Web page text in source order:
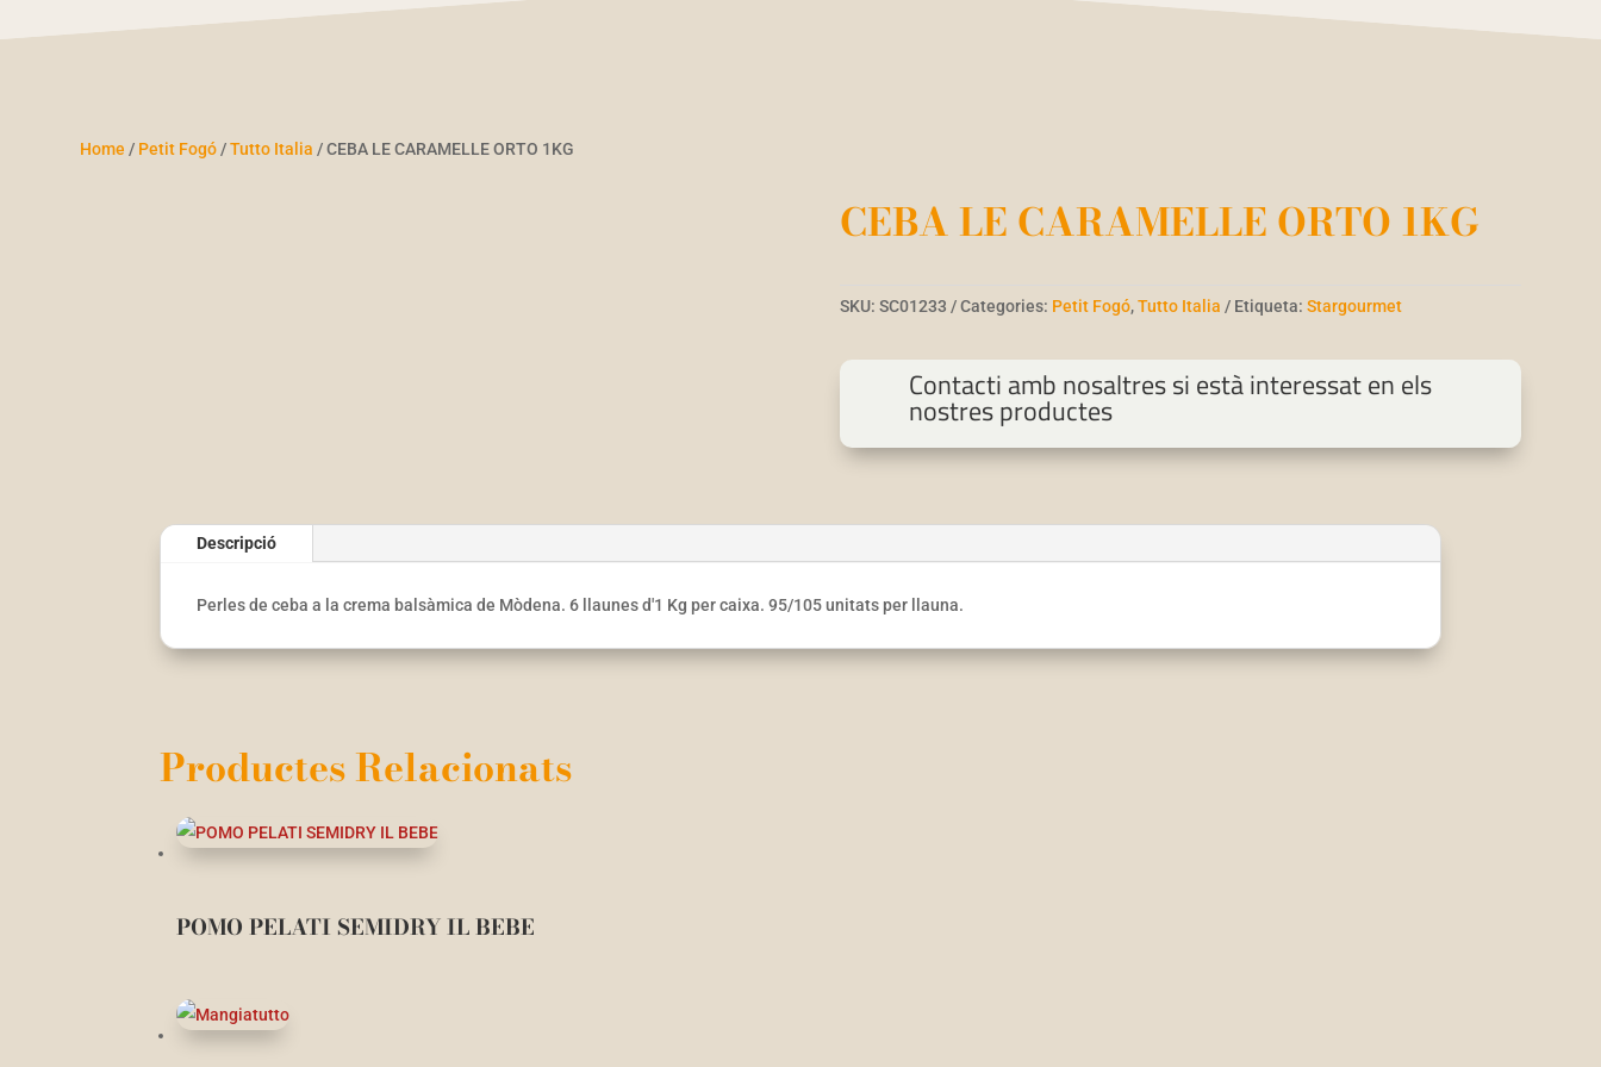
Home / Petit Fogó /Tutto Italia / CEBA LE CARAMELLE ORTO 1KG
CEBA LE CARAMELLE ORTO 1KG
SKU:SC01233 Categories: Petit Fogó,Tutto Italia Etiqueta:Stargourmet
Contacti amb nosaltres si està interessat en els
nostres productes
Descripció
Perles de ceba a la crema balsàmica de Mòdena. 6 llaunes d'1 Kg per caixa. 95/105 unitats per llauna.
Productes Relacionats
POMO PELATI SEMIDRY IL BEBE